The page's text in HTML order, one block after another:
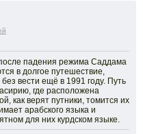
падения режима Саддама
в долгое путешествие,
вести ещё в 1991 году. Путь
где расположена
как верят путники, томится их
арабского языка и
для них курдском языке.